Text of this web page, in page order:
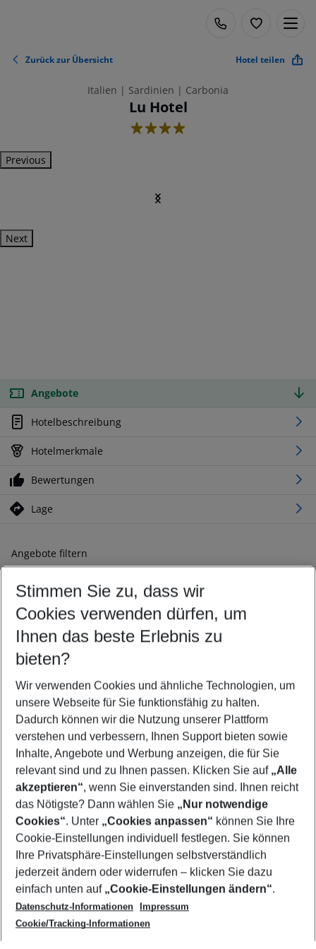
Zurück zur Übersicht Hotel teilen
Italien | Sardinien | Carbonia
Lu Hotel
4
Previous
Next
Angebote
Hotelbeschreibung
Hotelmerkmale
Bewertungen
Lage
Angebote filtern
Ändern Sie Ihre Kriterien nach Ihren Wünschen
Abflughafen wählen
Beliebiger Abflughafen
Reisezeitraum wählen
11.08.26– 09.08.27 5-8 Nächte
2 Erwachsene Keine Kinder
Mehr Filter anzeigen
Footer
Footer navigation
Über uns
AGB
Cookie-Einstellungen ändern
Cookie-Richtlinie
Datenschutz
Service & Hilfe
Barrierefreies Reisen
Check-in
Folgen Sie uns
Stimmen Sie zu, dass wir
Cookies verwenden dürfen, um
Ihnen das beste Erlebnis zu
bieten?
Wir verwenden Cookies und ähnliche Technologien, um
unsere Webseite für Sie funktionsfähig zu halten.
Dadurch können wir die Nutzung unserer Plattform
verstehen und verbessern, Ihnen Support bieten sowie
Inhalte, Angebote und Werbung anzeigen, die für Sie
relevant sind und zu Ihnen passen. Klicken Sie auf „Alle
akzeptieren“, wenn Sie einverstanden sind. Ihnen reicht
das Nötigste? Dann wählen Sie „Nur notwendige
Cookies“. Unter „Cookies anpassen“ können Sie Ihre
Cookie-Einstellungen individuell festlegen. Sie können
Ihre Privatsphäre-Einstellungen selbstverständlich
jederzeit ändern oder widerrufen – klicken Sie dazu
einfach unten auf „Cookie-Einstellungen ändern“.
Datenschutz-Informationen
Impressum
Cookie/Tracking-Informationen